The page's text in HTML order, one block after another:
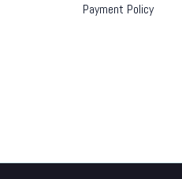
Payment Policy